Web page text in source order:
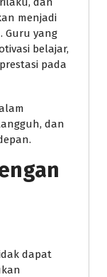
menjadi
Guru yang
belajar,
pada
dan
dapat